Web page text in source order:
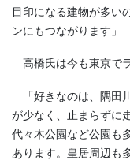
目印になる建物が多い
ンにもつながります」
高橋氏は今も東京で
「好きなのは、隅田
が少なく、止まらずに
代々木公園など公園も
あります。皇居周辺も